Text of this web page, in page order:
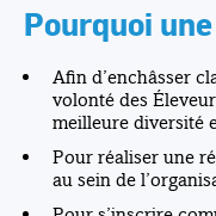
Pourquoi
Afin d’enchâsser
volonté des
meilleure diversité
Pour réaliser une
au sein de